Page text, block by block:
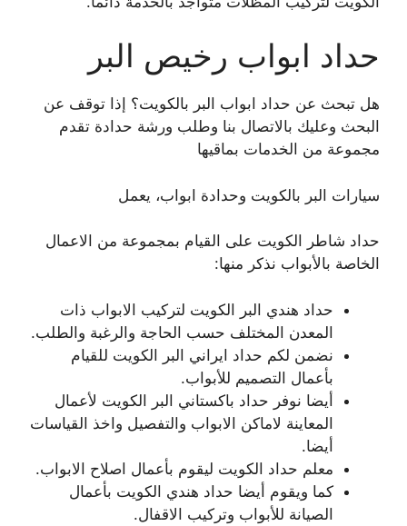
حداد ابواب رخيص البر
هل تبحث عن حداد ابواب البر بالكويت؟ إذا توقف عن
البحث وعليك بالاتصال بنا وطلب ورشة حدادة تقدم
مجموعة من الخدمات بماقيها
سيارات البر بالكويت وحدادة ابواب، يعمل
حداد شاطر الكويت على القيام بمجموعة من الاعمال
الخاصة بالأبواب نذكر منها:
حداد هندي البر الكويت لتركيب الابواب ذات
المعدن المختلف حسب الحاجة والرغبة والطلب.
نضمن لكم حداد ايراني البر الكويت للقيام
بأعمال التصميم للأبواب.
أيضا نوفر حداد باكستاني البر الكويت لأعمال
المعاينة لاماكن الابواب والتفصيل واخذ القياسات
أيضا.
معلم حداد الكويت ليقوم بأعمال اصلاح الابواب.
كما ويقوم أيضا حداد هندي الكويت بأعمال
الصيانة للأبواب وتركيب الاقفال.